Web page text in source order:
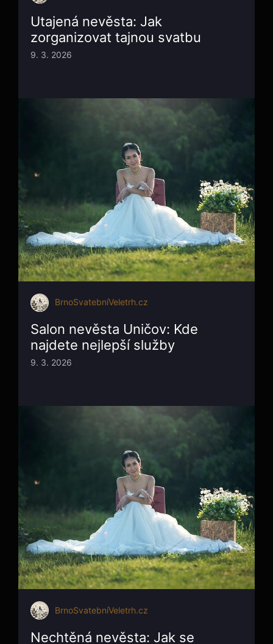
Utajená nevěsta: Jak
zorganizovat tajnou svatbu
9. 3. 2026
BrnoSvatebníVeletrh.cz
Salon nevěsta Uničov: Kde
najdete nejlepší služby
9. 3. 2026
BrnoSvatebníVeletrh.cz
Nechtěná nevěsta: Jak se